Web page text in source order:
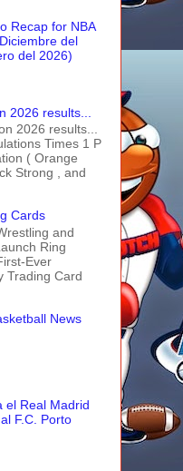
Recap for NBA
del
del 2026)
2026 results...
2026 results...
Times 1 P
( Orange
Strong , and
Cards
and
Ring
Ever
Trading Card
News
el Real Madrid
F.C. Porto